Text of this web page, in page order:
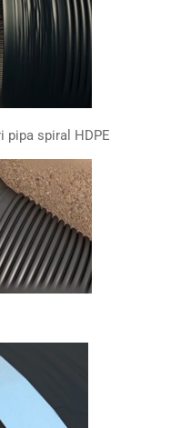
pipa spiral HDPE